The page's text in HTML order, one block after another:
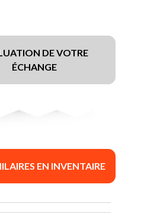
DE VOTRE
ÉCHANGE
EN INVENTAIRE